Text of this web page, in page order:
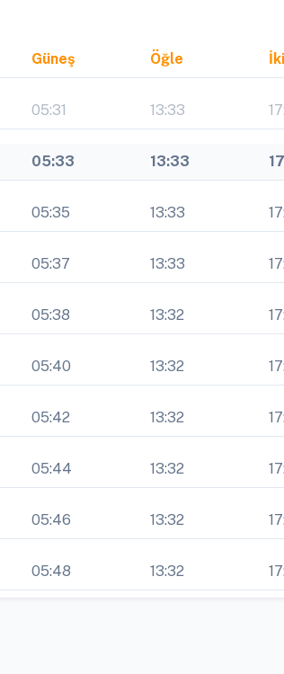
Güneş Öğle
05:31 13:33
05:33 13:33
05:35 13:33
05:37 13:33
05:38 13:32
05:40 13:32
05:42 13:32
05:44 13:32
05:46 13:32
05:48 13:32